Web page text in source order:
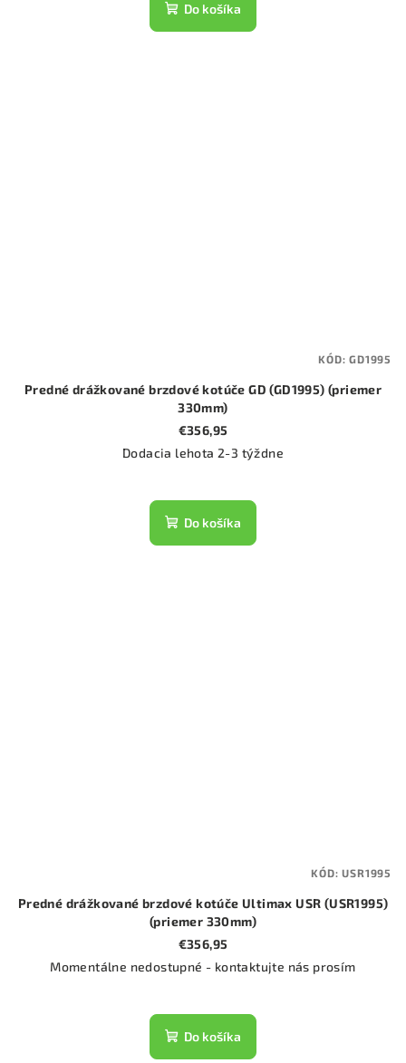
Do košíka
Predné drážkované brzdové kotúče GD (GD1995) (priemer
330mm)
€356,95
Dodacia lehota 2-3 týždne
Do košíka
KÓD:GD1995
Predné drážkované brzdové kotúče Ultimax USR (USR1995)
(priemer 330mm)
€356,95
Momentálne nedostupné - kontaktujte nás prosím
Do košíka
KÓD:USR1995